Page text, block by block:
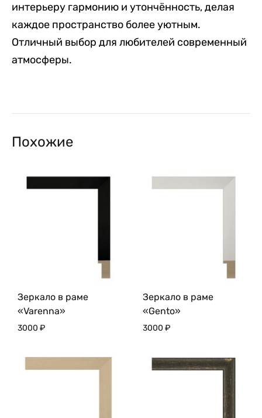
интерьеру гармонию и утончённость, делая
каждое пространство более уютным.
Отличный выбор для любителей современный
атмосферы.
Похожие
Зеркало в раме
«Varenna»
3000 ₽
Зеркало в раме
«Gento»
3000 ₽